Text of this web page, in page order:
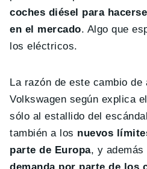
coches diésel para
en el mercado. Algo que
los eléctricos.
La razón de este cambio
Volkswagen según explica
sólo al estallido del
también a los nuevos
parte de Europa, y además